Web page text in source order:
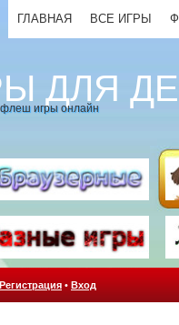
ГЛАВНАЯ ВСЕ ИГРЫ
ДЛЯ
игры онлайн
Регистрация • Вход